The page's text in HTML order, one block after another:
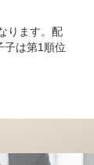
ります。配
子は第1順位